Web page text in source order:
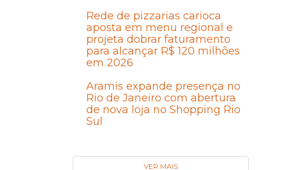
Rede de pizzarias carioca
aposta em menu regional e
projeta dobrar faturamento
para alcançar R$ 120 milhões
em 2026
Aramis expande presença no
Rio de Janeiro com abertura
de nova loja no Shopping Rio
Sul
VER MAIS